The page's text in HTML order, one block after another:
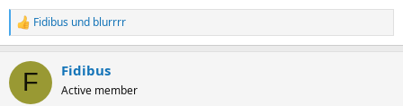
R
e
k
i
Fidibus und blurrrr
F Fidibus
Active member